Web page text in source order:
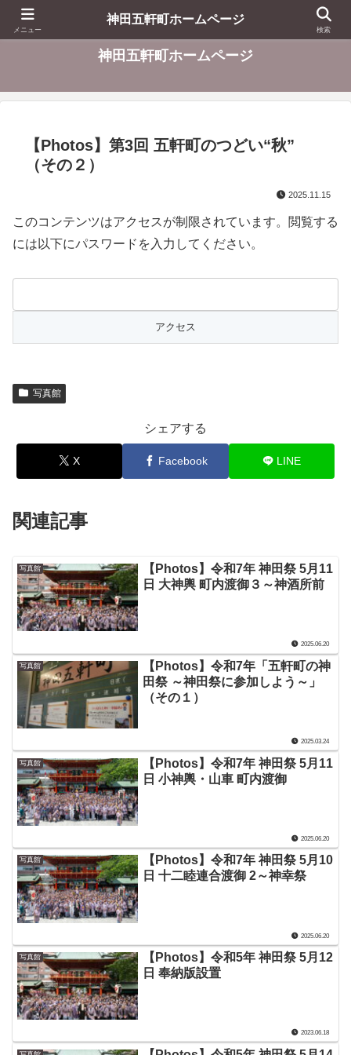
東京都千代田区
神田五軒町ホームページ
【Photos】第3回 五軒町のつどい“秋”
（その２）
2025.11.15
このコンテンツはアクセスが制限されています。閲覧する
には以下にパスワードを入力してください。
写真館
シェアする
X Facebook LINE
関連記事
写真館
【Photos】令和7年 神田祭 5月11
日 大神輿 町内渡御３～神酒所前
2025.06.20
写真館
【Photos】令和7年「五軒町の神
田祭 ～神田祭に参加しよう～」
（その１）
2025.03.24
写真館
【Photos】令和7年 神田祭 5月11
日 小神輿・山車 町内渡御
2025.06.20
写真館
【Photos】令和7年 神田祭 5月10
日 十二睦連合渡御 2～神幸祭
2025.06.20
写真館
【Photos】令和5年 神田祭 5月12
日 奉納版設置
2023.06.18
メニュー
神田五軒町ホームページ
検索